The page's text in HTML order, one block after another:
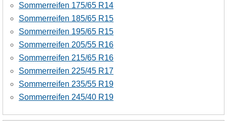
Sommerreifen 175/65 R14
Sommerreifen 185/65 R15
Sommerreifen 195/65 R15
Sommerreifen 205/55 R16
Sommerreifen 215/65 R16
Sommerreifen 225/45 R17
Sommerreifen 235/55 R19
Sommerreifen 245/40 R19